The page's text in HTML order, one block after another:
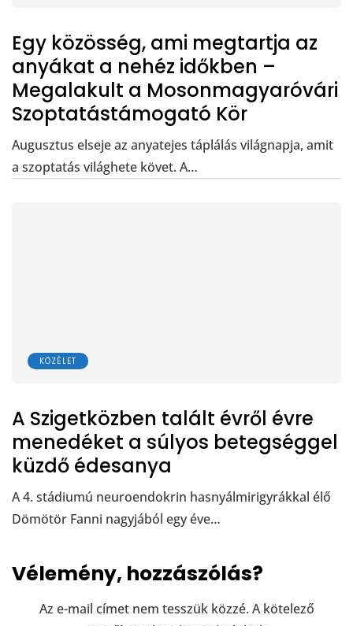
Egy közösség, ami megtartja az
anyákat a nehéz időkben –
Megalakult a Mosonmagyaróvári
Szoptatástámogató Kör
Augusztus elseje az anyatejes táplálás világnapja, amit
a szoptatás világhete követ. A…
KÖZÉLET
A Szigetközben talált évről évre
menedéket a súlyos betegséggel
küzdő édesanya
A 4. stádiumú neuroendokrin hasnyálmirigyrákkal élő
Dömötör Fanni nagyjából egy éve…
Vélemény, hozzászólás?
Az e-mail címet nem tesszük közzé. A kötelező